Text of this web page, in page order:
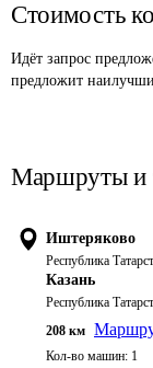
Стоимость
Идёт запрос
предложит
Маршруты и
Иштеряково
Республика
Казань
Республика
208 км
Кол-во машин: 1